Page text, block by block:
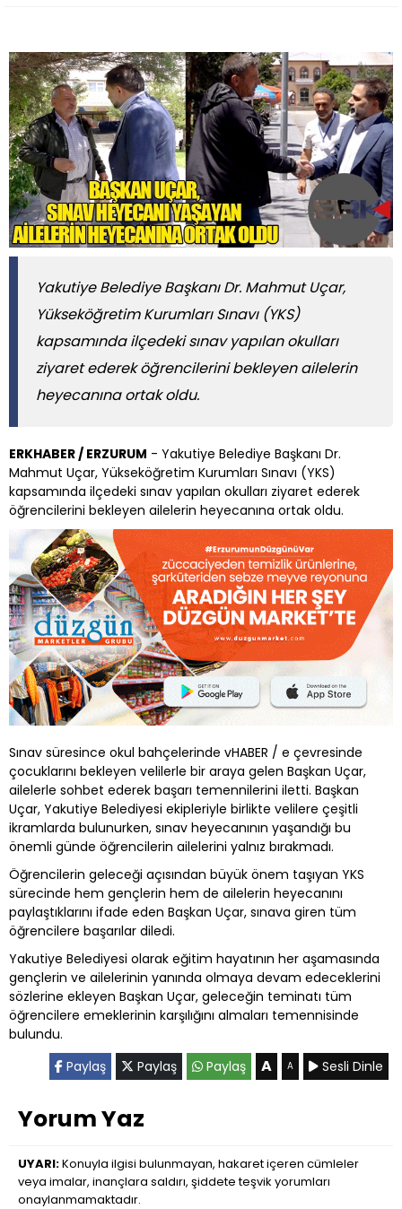
Yakutiye Belediye Başkanı Dr. Mahmut Uçar,
Yükseköğretim Kurumları Sınavı (YKS)
kapsamında ilçedeki sınav yapılan okulları
ziyaret ederek öğrencilerini bekleyen ailelerin
heyecanına ortak oldu.
ERKHABER / ERZURUM - Yakutiye Belediye Başkanı Dr.
Mahmut Uçar, Yükseköğretim Kurumları Sınavı (YKS)
kapsamında ilçedeki sınav yapılan okulları ziyaret ederek
öğrencilerini bekleyen ailelerin heyecanına ortak oldu.
Sınav süresince okul bahçelerinde vHABER / e çevresinde
çocuklarını bekleyen velilerle bir araya gelen Başkan Uçar,
ailelerle sohbet ederek başarı temennilerini iletti. Başkan
Uçar, Yakutiye Belediyesi ekipleriyle birlikte velilere çeşitli
ikramlarda bulunurken, sınav heyecanının yaşandığı bu
önemli günde öğrencilerin ailelerini yalnız bırakmadı.
Öğrencilerin geleceği açısından büyük önem taşıyan YKS
sürecinde hem gençlerin hem de ailelerin heyecanını
paylaştıklarını ifade eden Başkan Uçar, sınava giren tüm
öğrencilere başarılar diledi.
Yakutiye Belediyesi olarak eğitim hayatının her aşamasında
gençlerin ve ailelerinin yanında olmaya devam edeceklerini
sözlerine ekleyen Başkan Uçar, geleceğin teminatı tüm
öğrencilere emeklerinin karşılığını almaları temennisinde
bulundu.
Paylaş
Paylaş Paylaş A A Sesli Dinle
Yorum Yaz
UYARI:Konuyla ilgisi bulunmayan, hakaret içeren cümleler
veya imalar, inançlara saldırı, şiddete teşvik yorumları
onaylanmamaktadır.